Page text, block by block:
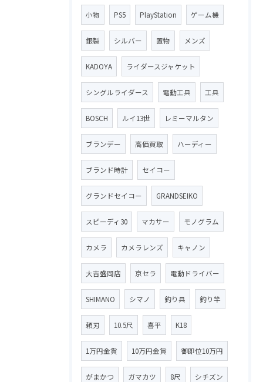
小物 PS5 PlayStation ゲーム機
銀製 シルバー 置物 メンズ
KADOYA ライダースジャケット
シングルライダース 電動工具 工具
BOSCH ルイ13世 レミーマルタン
ブランデー 高価買取 ハーディー
ブランド時計 セイコー
グランドセイコー GRANDSEIKO
スピーディ30 マカサー モノグラム
カメラ カメラレンズ キャノン
大吉盛岡店 京セラ 電動ドライバー
SHIMANO シマノ 釣り具 釣り竿
頼刃 10.5尺 喜平 K18
1万円金貨 10万円金貨 御即位10万円
がまかつ ガマカツ 8尺 シチズン